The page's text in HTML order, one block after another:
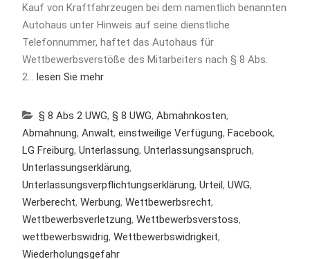
Kauf von Kraftfahrzeugen bei dem namentlich benannten
Autohaus unter Hinweis auf seine dienstliche
Telefonnummer, haftet das Autohaus für
Wettbewerbsverstöße des Mitarbeiters nach § 8 Abs.
2… lesen Sie mehr
§ 8 Abs 2 UWG, § 8 UWG, Abmahnkosten,
Abmahnung, Anwalt, einstweilige Verfügung, Facebook,
LG Freiburg, Unterlassung, Unterlassungsanspruch,
Unterlassungserklärung,
Unterlassungsverpflichtungserklärung, Urteil, UWG,
Werberecht, Werbung, Wettbewerbsrecht,
Wettbewerbsverletzung, Wettbewerbsverstoss,
wettbewerbswidrig, Wettbewerbswidrigkeit,
Wiederholungsgefahr